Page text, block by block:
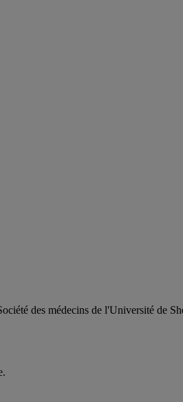
des médecins de l'Université de